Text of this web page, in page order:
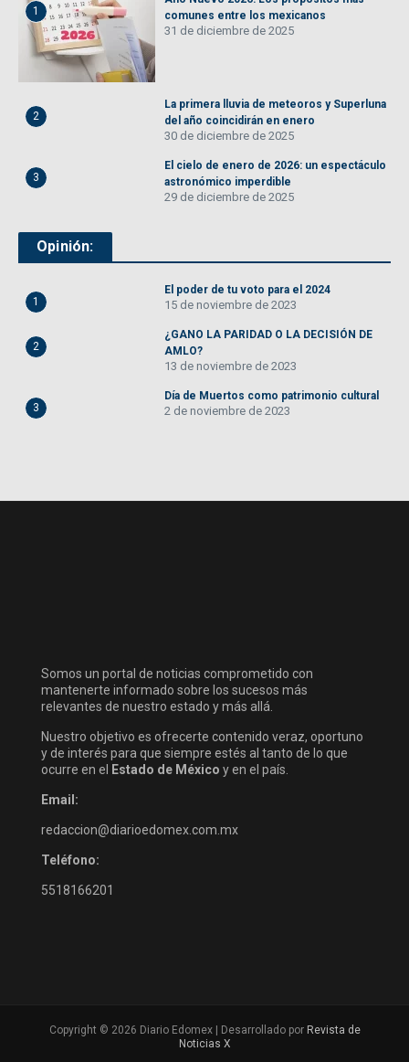
1
comunes entre los mexicanos
31 de diciembre de 2025
2
La primera lluvia de meteoros y Superluna
del año coincidirán en enero
30 de diciembre de 2025
3
El cielo de enero de 2026: un espectáculo
astronómico imperdible
29 de diciembre de 2025
Opinión:
1
El poder de tu voto para el 2024
15 de noviembre de 2023
2
¿GANO LA PARIDAD O LA DECISIÓN DE
AMLO?
13 de noviembre de 2023
3
Día de Muertos como patrimonio cultural
2 de noviembre de 2023
Somos un portal de noticias comprometido con
mantenerte informado sobre los sucesos más
relevantes de nuestro estado y más allá.
Nuestro objetivo es ofrecerte contenido veraz, oportuno
y de interés para que siempre estés al tanto de lo que
ocurre en el
Estado de México y en el país.
Email:
redaccion@diarioedomex.com.mx
Teléfono:
5518166201
Copyright © 2026 Diario Edomex | Desarrollado por Revista de
Noticias X